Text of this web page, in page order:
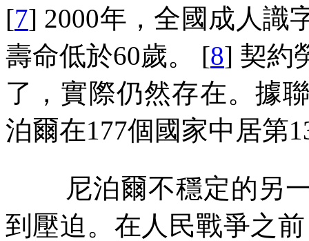
[7] 2000年，全國成人識
壽命低於60歲。 [8] 契約
了，實際仍然存在。據
泊爾在177個國家中居第
尼泊爾不穩定的另
到壓迫。在人民戰爭之